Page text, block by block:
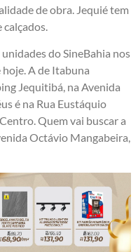
de obra. Jequié tem
do SineBahia nos
A de Itabuna
Jequitibá, na Avenida
é na Rua Eustáquio
Quem vai buscar a
Octávio Mangabeira,